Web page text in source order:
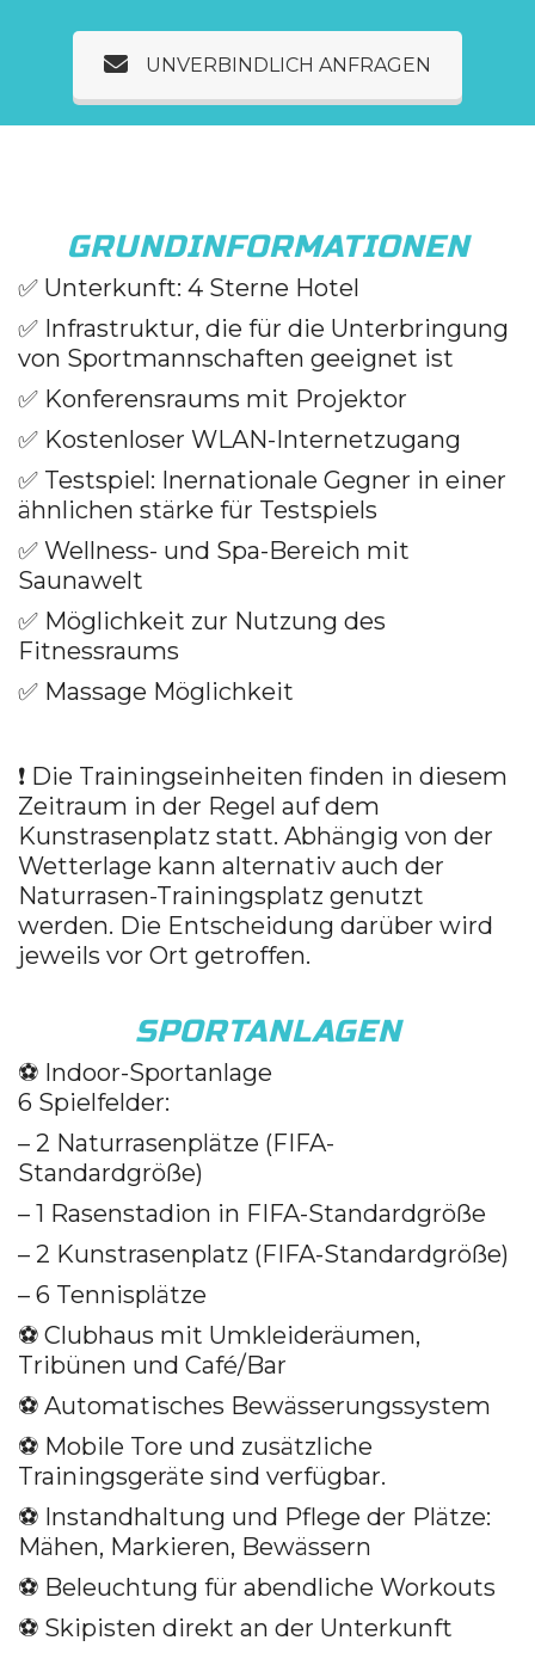
UNVERBINDLICH ANFRAGEN
GRUNDINFORMATIONEN
✅ Unterkunft: 4 Sterne Hotel
✅ Infrastruktur, die für die Unterbringung
von Sportmannschaften geeignet ist
✅ Konferensraums mit Projektor
✅ Kostenloser WLAN-Internetzugang
✅ Testspiel: Inernationale Gegner in einer
ähnlichen stärke für Testspiels
✅ Wellness- und Spa-Bereich mit
Saunawelt
✅ Möglichkeit zur Nutzung des
Fitnessraums
✅ Massage Möglichkeit
❗ Die Trainingseinheiten finden in diesem
Zeitraum in der Regel auf dem
Kunstrasenplatz statt. Abhängig von der
Wetterlage kann alternativ auch der
Naturrasen-Trainingsplatz genutzt
werden. Die Entscheidung darüber wird
jeweils vor Ort getroffen.
SPORTANLAGEN
⚽️ Indoor-Sportanlage
6 Spielfelder:
– 2 Naturrasenplätze (FIFA-
Standardgröße)
– 1 Rasenstadion in FIFA-Standardgröße
– 2 Kunstrasenplatz (FIFA-Standardgröße)
– 6 Tennisplätze
⚽️ Clubhaus mit Umkleideräumen,
Tribünen und Café/Bar
⚽️ Automatisches Bewässerungssystem
⚽️ Mobile Tore und zusätzliche
Trainingsgeräte sind verfügbar.
⚽️ Instandhaltung und Pflege der Plätze:
Mähen, Markieren, Bewässern
⚽️ Beleuchtung für abendliche Workouts
⚽️ Skipisten direkt an der Unterkunft